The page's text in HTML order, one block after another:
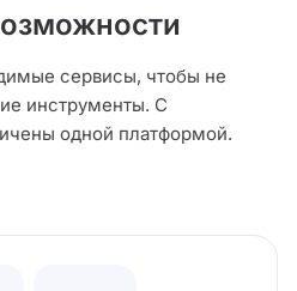
сервисы, чтобы не
инструменты. С
одной платформой.